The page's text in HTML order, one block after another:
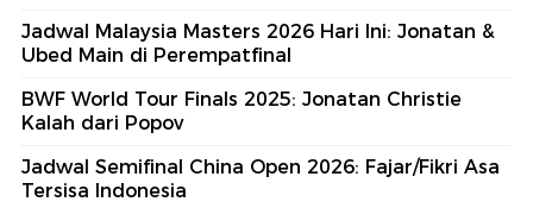
Jadwal Malaysia Masters 2026 Hari Ini: Jonatan &
Ubed Main di Perempatfinal
BWF World Tour Finals 2025: Jonatan Christie
Kalah dari Popov
Jadwal Semifinal China Open 2026: Fajar/Fikri Asa
Tersisa Indonesia